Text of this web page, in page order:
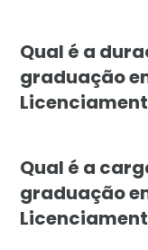
Qual é a
graduação
Qual é a
graduação